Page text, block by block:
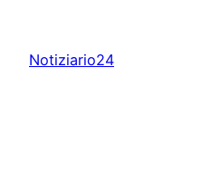
content
Notiziario24